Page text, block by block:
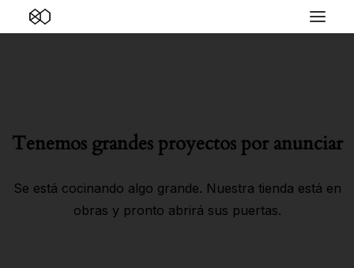
Tenemos grandes proyectos por anunciar
Se está cocinando algo grande. Nuestra tienda está en
obras y pronto abrirá sus puertas.